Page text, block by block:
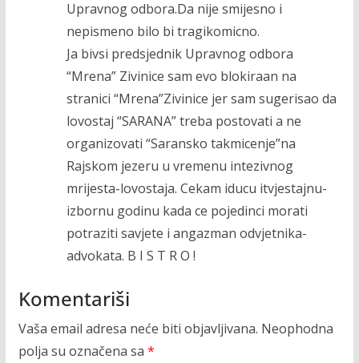
Upravnog odbora.Da nije smijesno i
nepismeno bilo bi tragikomicno.
Ja bivsi predsjednik Upravnog odbora
“Mrena” Zivinice sam evo blokiraan na
stranici “Mrena”Zivinice jer sam sugerisao da
lovostaj “SARANA” treba postovati a ne
organizovati “Saransko takmicenje”na
Rajskom jezeru u vremenu intezivnog
mrijesta-lovostaja. Cekam iducu itvjestajnu-
izbornu godinu kada ce pojedinci morati
potraziti savjete i angazman odvjetnika-
advokata. B I S T R O !
Komentariši
Vaša email adresa neće biti objavljivana. Neophodna
polja su označena sa *